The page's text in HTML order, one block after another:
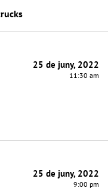
25 de juny, 2022
11:30 am
25 de juny, 2022
9:00 pm